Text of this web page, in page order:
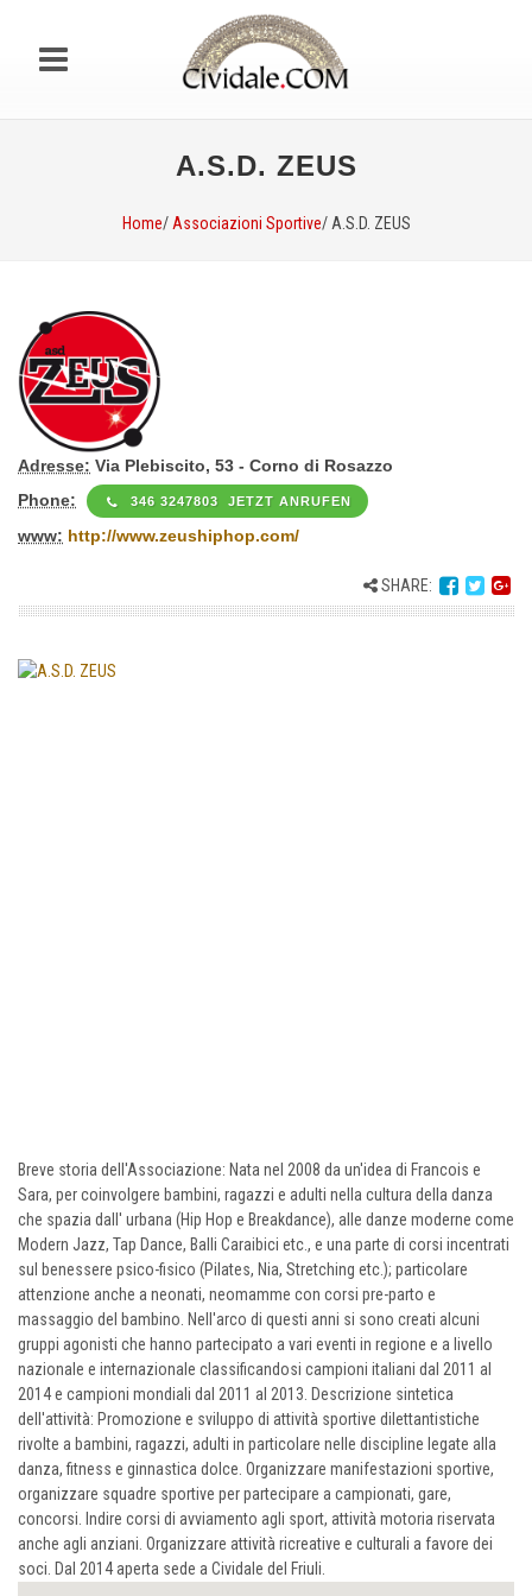
A.S.D. ZEUS
Home/ Associazioni Sportive/ A.S.D. ZEUS
Adresse: Via Plebiscito, 53 - Corno di Rosazzo
Phone:
346 3247803 JETZT ANRUFEN
www: http://www.zeushiphop.com/
SHARE:
Breve storia dell'Associazione: Nata nel 2008 da un'idea di Francois e
Sara, per coinvolgere bambini, ragazzi e adulti nella cultura della danza
che spazia dall' urbana (Hip Hop e Breakdance), alle danze moderne come
Modern Jazz, Tap Dance, Balli Caraibici etc., e una parte di corsi incentrati
sul benessere psico-fisico (Pilates, Nia, Stretching etc.); particolare
attenzione anche a neonati, neomamme con corsi pre-parto e
massaggio del bambino. Nell'arco di questi anni si sono creati alcuni
gruppi agonisti che hanno partecipato a vari eventi in regione e a livello
nazionale e internazionale classificandosi campioni italiani dal 2011 al
2014 e campioni mondiali dal 2011 al 2013. Descrizione sintetica
dell'attività: Promozione e sviluppo di attività sportive dilettantistiche
rivolte a bambini, ragazzi, adulti in particolare nelle discipline legate alla
danza, fitness e ginnastica dolce. Organizzare manifestazioni sportive,
organizzare squadre sportive per partecipare a campionati, gare,
concorsi. Indire corsi di avviamento agli sport, attività motoria riservata
anche agli anziani. Organizzare attività ricreative e culturali a favore dei
soci. Dal 2014 aperta sede a Cividale del Friuli.